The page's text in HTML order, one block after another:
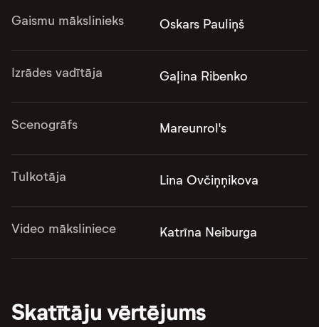
Gaismu mākslinieks Oskars Pauliņš
Izrādes vadītāja Gaļina Ribenko
Scenogrāfs Mareunrol's
Tulkotāja Lina Ovčiņņikova
Video māksliniece Katrīna Neiburga
Skatītāju vērtējums